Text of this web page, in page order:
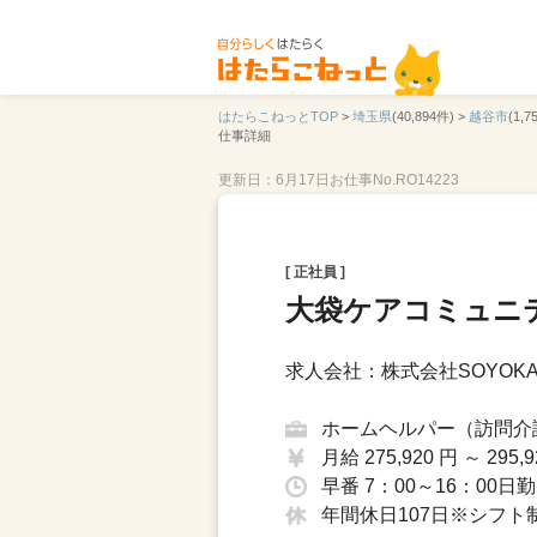
はたらこねっとTOP > 埼玉県(40,894件) > 越谷市
仕事詳細
更新日：6月17日 お仕事No.RO14223
[ 正社員 ]
大袋ケアコミュニ
求人会社：株式会社
ホームヘルパー（訪問介
月給 275,920 円 ～
早番 7：00～16：00日
年間休日107日※シフト